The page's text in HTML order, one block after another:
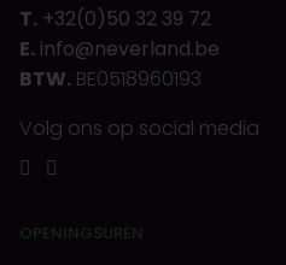
T. +32(0)50 32 39 72
E. info@neverland.be
BTW. BE0518960193
Volg ons op social media
OPENINGSUREN